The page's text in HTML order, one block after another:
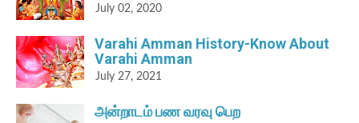
July 02, 2020
Varahi Amman History-Know About
Varahi Amman
July 27, 2021
அன்றாடம் பண வரவு பெற